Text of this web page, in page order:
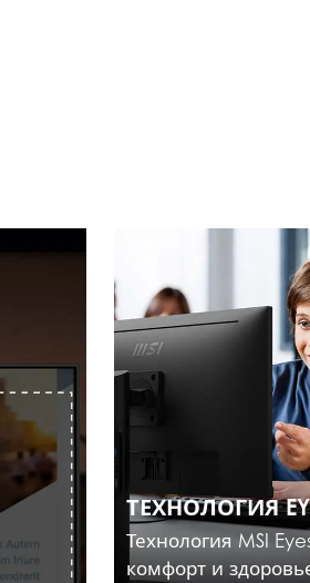
ТЕХНОЛОГИЯ
Технология MSI
комфорт и